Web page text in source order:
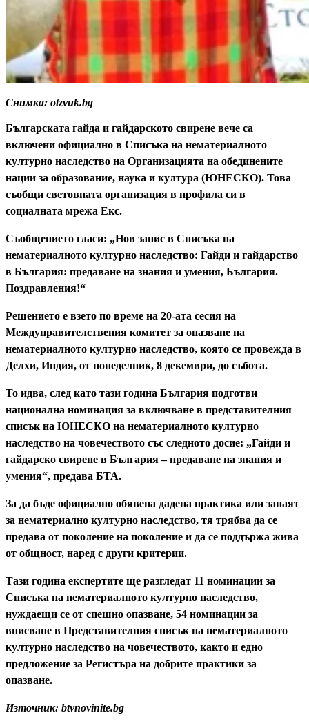
Снимка: otzvuk.bg
Българската гайда и гайдарското свирене вече са
включени официално в Списъка на нематериалното
културно наследство на Организацията на обединените
нации за образование, наука и култура (ЮНЕСКО). Това
съобщи световната организация в профила си в
социалната мрежа Екс.
Съобщението гласи: „Нов запис в Списъка на
нематериалното културно наследство: Гайди и гайдарство
в България: предаване на знания и умения, България.
Поздравления!“
Решението е взето по време на 20-ата сесия на
Междуправителствения комитет за опазване на
нематериалното културно наследство, която се провежда в
Делхи, Индия, от понеделник, 8 декември, до събота.
То идва, след като тази година България подготви
национална номинация за включване в представителния
списък на ЮНЕСКО на нематериалното културно
наследство на човечеството със следното досие: „Гайди и
гайдарско свирене в България – предаване на знания и
умения“, предава БТА.
За да бъде официално обявена дадена практика или занаят
за нематериално културно наследство, тя трябва да се
предава от поколение на поколение и да се поддържа жива
от общност, наред с други критерии.
Тази година експертите ще разгледат 11 номинации за
Списъка на нематериалното културно наследство,
нуждаещи се от спешно опазване, 54 номинации за
вписване в Представителния списък на нематериалното
културно наследство на човечеството, както и едно
предложение за Регистъра на добрите практики за
опазване.
Източник: btvnovinite.bg